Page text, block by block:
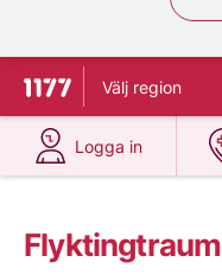
Till startsidan för 1177
Välj region
Logga in
på 1177.se